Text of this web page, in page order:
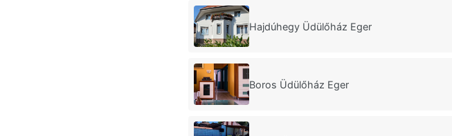
Hajdúhegy Üdülőház Eger
Boros Üdülőház Eger